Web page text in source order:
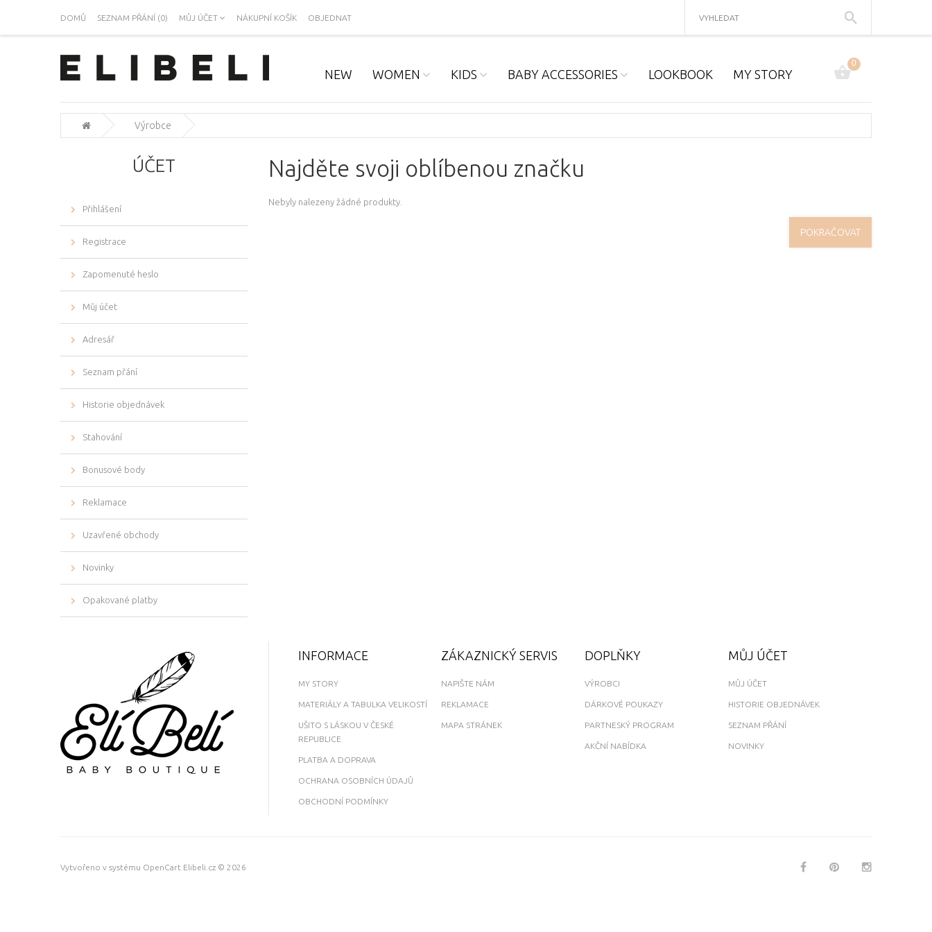
DOMŮ SEZNAM PŘÁNÍ (0) MŮJ ÚČET NÁKUPNÍ KOŠÍK OBJEDNAT
0
NEW WOMEN KIDS BABY ACCESSORIES LOOKBOOK MY STORY
Výrobce
ÚČET
Přihlášení
Registrace
Zapomenuté heslo
Můj účet
Adresář
Seznam přání
Historie objednávek
Stahování
Bonusové body
Reklamace
Uzavřené obchody
Novinky
Opakované platby
Najděte svoji oblíbenou značku
Nebyly nalezeny žádné produkty.
POKRAČOVAT
INFORMACE
MY STORY
MATERIÁLY A TABULKA VELIKOSTÍ
UŠITO S LÁSKOU V ČESKÉ
REPUBLICE
PLATBA A DOPRAVA
OCHRANA OSOBNÍCH ÚDAJŮ
OBCHODNÍ PODMÍNKY
ZÁKAZNICKÝ SERVIS
NAPIŠTE NÁM
REKLAMACE
MAPA STRÁNEK
DOPLŇKY
VÝROBCI
DÁRKOVÉ POUKAZY
PARTNESKÝ PROGRAM
AKČNÍ NABÍDKA
MŮJ ÚČET
MŮJ ÚČET
HISTORIE OBJEDNÁVEK
SEZNAM PŘÁNÍ
NOVINKY
Vytvořeno v systému OpenCart Elibeli.cz © 2026